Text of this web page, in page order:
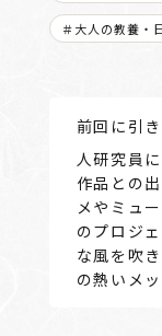
＃大人の教養・
前回に引
人研究員
作品との
メやミュ
のプロジ
な風を吹
の熱いメ